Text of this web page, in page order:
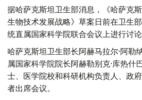
据哈萨克斯坦卫生部消息，《哈萨克
生物技术发展战略》草案日前在卫生
统直属国家科学院联合会议上进行讨论
哈萨克斯坦卫生部长阿赫马拉尔·阿勒
属国家科学院院长阿赫勒别克·库热什
士、医学院校和科研机构负责人、政
者出席会议。